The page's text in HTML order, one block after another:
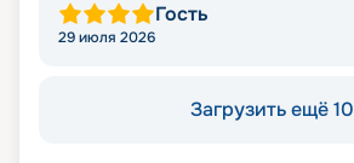
Гость
29 июля 2026
Загрузить ещё 10